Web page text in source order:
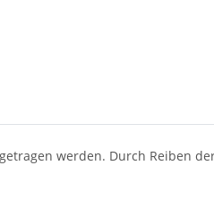
werden. Durch Reiben